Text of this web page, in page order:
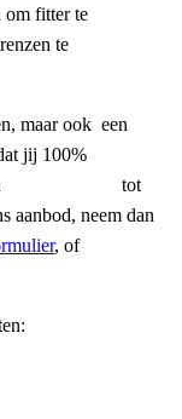
om fitter te
te
maar ook een
jij 100%
tot
aanbod, neem dan
, of